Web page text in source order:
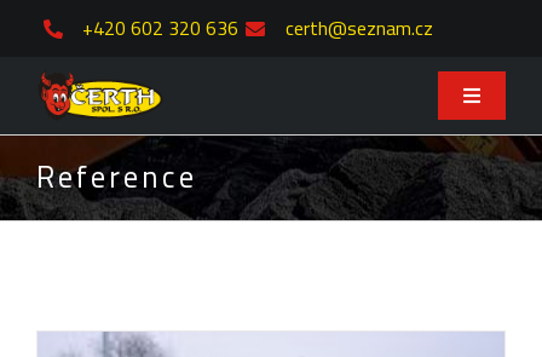
content
+420 602 320 636 certh@seznam.cz
Toggle
Domů
Reference